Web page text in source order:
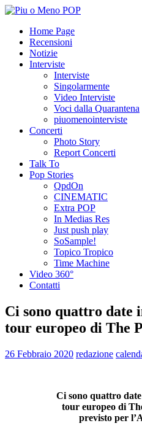
Home Page
Recensioni
Notizie
Interviste
Interviste
Singolarmente
Video Interviste
Voci dalla Quarantena
piuomenointerviste
Concerti
Photo Story
Report Concerti
Talk To
Pop Stories
QpdOn
CINEMATIC
Extra POP
In Medias Res
Just push play
SoSample!
Topico Tropico
Time Machine
Video 360°
Contatti
Ci sono quattro date
tour europeo di The
26 Febbraio 2020 redazione
Ci sono quattro
tour europeo di
previsto per